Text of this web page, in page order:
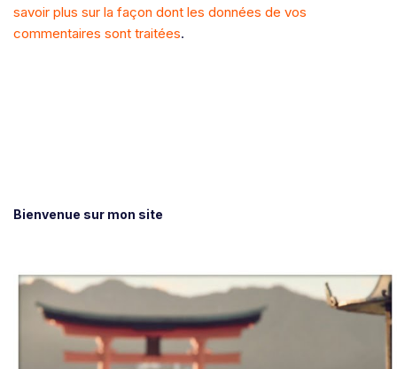
savoir plus sur la façon dont les données de vos
commentaires sont traitées.
Bienvenue sur mon site